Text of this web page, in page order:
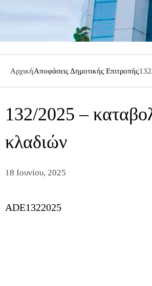
ΑρχικήΑποφάσεις Δημοτικής Επιτροπής
132/2025 –
κλαδιών
18 Ιουνίου, 2025
ADE1322025